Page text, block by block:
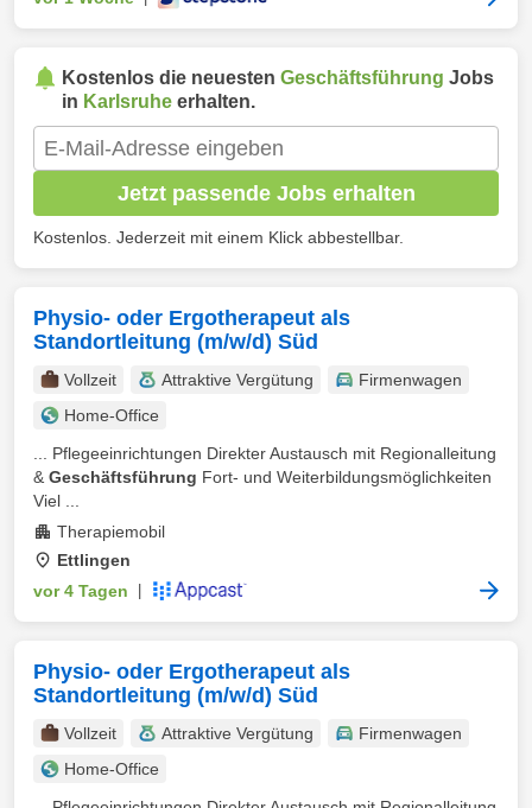
Kostenlos die neuesten Geschäftsführung Jobs
in Karlsruhe erhalten.
Jetzt passende Jobs erhalten
Kostenlos. Jederzeit mit einem Klick abbestellbar.
Physio- oder Ergotherapeut als
Standortleitung (m/w/d) Süd
Vollzeit Attraktive Vergütung
Firmenwagen
Home-Office
... Pflegeeinrichtungen Direkter Austausch mit Regionalleitung
& Geschäftsführung Fort- und Weiterbildungsmöglichkeiten
Viel ...
Therapiemobil
Ettlingen
vor 4 Tagen
Physio- oder Ergotherapeut als
Standortleitung (m/w/d) Süd
Vollzeit Attraktive Vergütung
Firmenwagen
Home-Office